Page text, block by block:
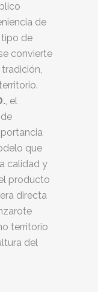
de
de
convierte
, el
que
calidad y
producto
directa
territorio
del